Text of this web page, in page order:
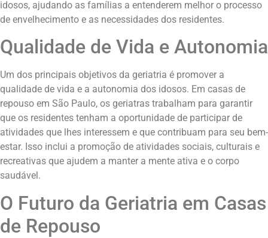
idosos, ajudando as famílias a entenderem melhor o processo
de envelhecimento e as necessidades dos residentes.
Qualidade de Vida e Autonomia
Um dos principais objetivos da geriatria é promover a
qualidade de vida e a autonomia dos idosos. Em casas de
repouso em São Paulo, os geriatras trabalham para garantir
que os residentes tenham a oportunidade de participar de
atividades que lhes interessem e que contribuam para seu bem-
estar. Isso inclui a promoção de atividades sociais, culturais e
recreativas que ajudem a manter a mente ativa e o corpo
saudável.
O Futuro da Geriatria em Casas
de Repouso